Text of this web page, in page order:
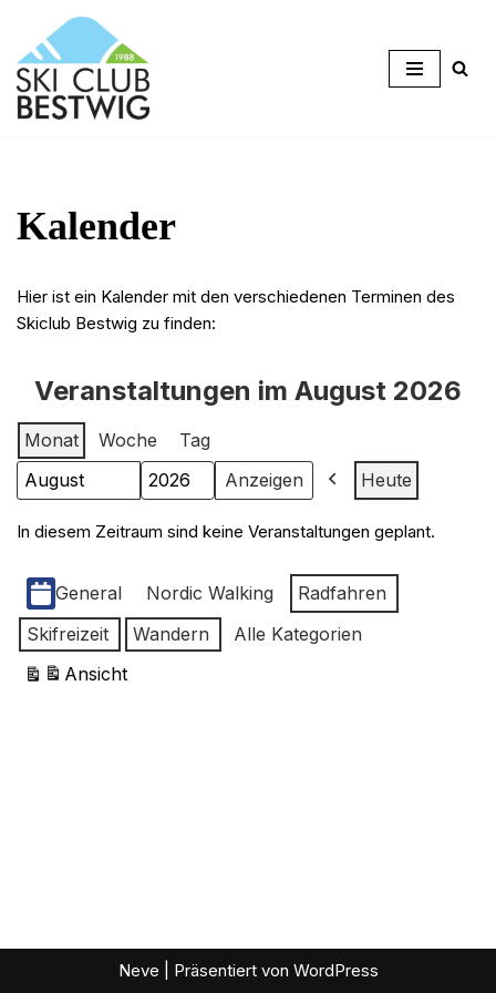
Zum
Inhalt
springen
Kalender
Hier ist ein Kalender mit den verschiedenen Terminen des
Skiclub Bestwig zu finden:
Veranstaltungen im August 2026
Monat Woche Tag
Monat
Jahr Zurück
Heute
In diesem Zeitraum sind keine Veranstaltungen geplant.
Kategorien
General Nordic Walking
Radfahren
Skifreizeit
Wandern
Alle Kategorien
Ansicht
ausdrucken
Neve | Präsentiert von WordPress